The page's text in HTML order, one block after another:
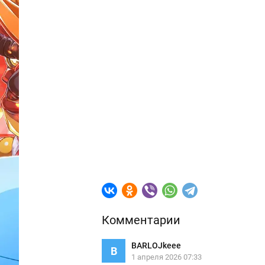
Комментарии
B BARLOJkeee
1 апреля 2026 07:33